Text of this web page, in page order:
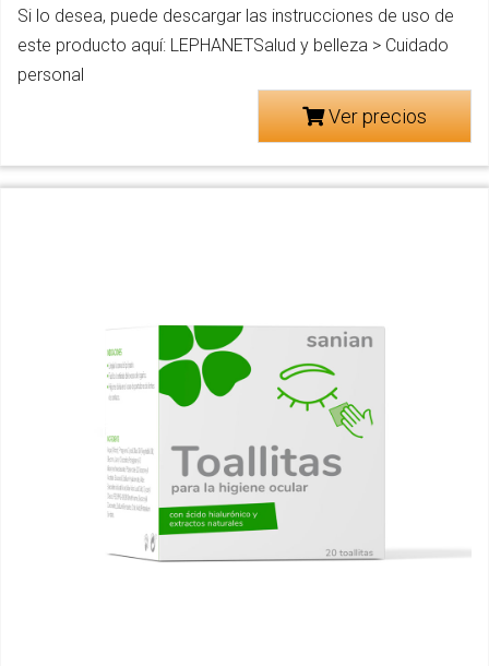
Si lo desea, puede descargar las instrucciones de uso de
este producto aquí: LEPHANETSalud y belleza > Cuidado
personal
Ver precios